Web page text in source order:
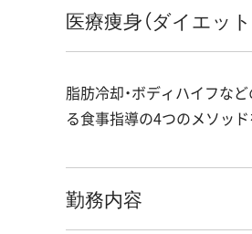
医療痩身（ダイエッ
脂肪冷却・ボディハイフな
る食事指導の4つのメソッド
勤務内容